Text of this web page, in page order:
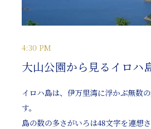
4:30 PM
大山公園から見るイロハ
イロハ島は、伊万里湾に浮かぶ無数
す。
島の数の多さがいろは48文字を連想